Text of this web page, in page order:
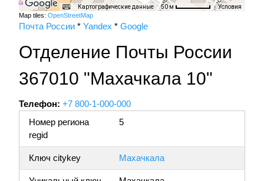
Картографические данные 50 м Условия
Map tiles: OpenStreetMap
Почта России * Yandex * Google
Отделение Почты России
367010 "Махачкала 10"
Телефон: +7 800-1-000-000
Номер региона
regid
5
Ключ citykey Махачкала